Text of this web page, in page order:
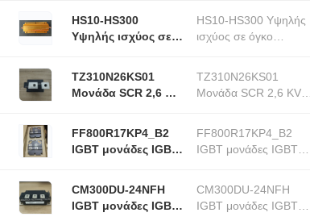
μονάδα
HS10-HS300
Υψηλής ισχύος σε
HS10-HS300 Υψηλής
ισχύος σε όγκο
ΤZ310N26KS01
Μονάδα SCR 2,6 KV
υπόστρωμα
ΤZ310N26KS01
Μονάδα SCR 2,6 KV
υπόστρωμα
FF800R17KP4_B2
IGBT μονάδες IGBT
κυκλώματα IC
FF800R17KP4_B2
IGBT μονάδες IGBT
κυκλώματα IC
CM300DU-24NFH
IGBT μονάδες IGBT
CM300DU-24NFH
IGBT μονάδες IGBT